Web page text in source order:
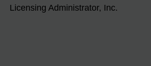
Licensing Administrator, Inc.